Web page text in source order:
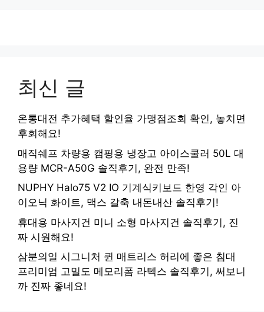
최신 글
온통대전 추가혜택 할인율 가맹점조회 확인, 놓치면
후회해요!
매직쉐프 차량용 캠핑용 냉장고 아이스쿨러 50L 대
용량 MCR-A50G 솔직후기, 완전 만족!
NUPHY Halo75 V2 IO 기계식키보드 한영 각인 아
이오닉 화이트, 맥스 갈축 내돈내산 솔직후기!
휴대용 마사지건 미니 소형 마사지건 솔직후기, 진
짜 시원해요!
삼분의일 시그니처 퀸 매트리스 허리에 좋은 침대
프리미엄 고밀도 메모리폼 라텍스 솔직후기, 써보니
까 진짜 좋네요!